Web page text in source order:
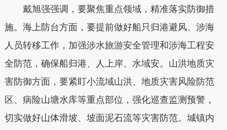
戴旭强强调， 要聚焦重点领域，精准落实防御措
施。海上防台方面，要提前做好船只归港避风、涉海
人员转移工作，加强涉水旅游安全管理和涉海工程安
全防范，确保船归港、人上岸、水域安。山洪地质灾
害防御方面，要紧盯小流域山洪、地质灾害风险防范
区、病险山塘水库等重点部位，强化巡查监测预警，
切实做好山体滑坡、坡面泥石流等灾害防范。城镇内